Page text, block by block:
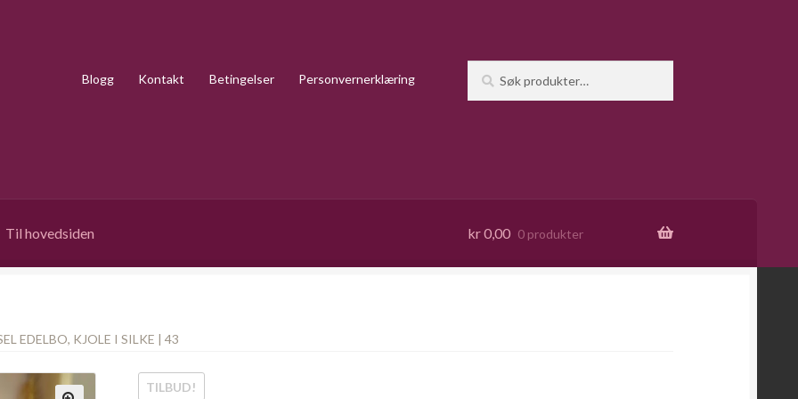
Blogg Kontakt Betingelser Personvernerklæring
etter:
Til hovedsiden kr0,00 0 produkter
EDELBO, KJOLE I SILKE | 43
TILBUD!